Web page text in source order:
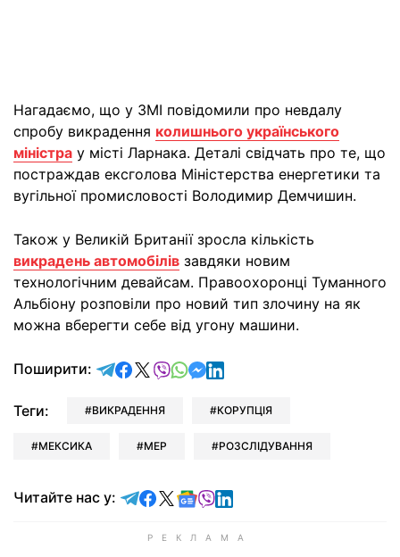
Нагадаємо, що у ЗМІ повідомили про невдалу
спробу викрадення колишнього українського
міністра у місті Ларнака. Деталі свідчать про те, що
постраждав ексголова Міністерства енергетики та
вугільної промисловості Володимир Демчишин.
Також у Великій Британії зросла кількість
викрадень автомобілів завдяки новим
технологічним девайсам. Правоохоронці Туманного
Альбіону розповіли про новий тип злочину на як
можна вберегти себе від угону машини.
Поширити: відправити у Telegram
поділитись у Facebook
поділитись у X
відправити у Viber
відправити у Whatsapp
відправити у Messenger
відправити у LinkedIn
Теги: ВИКРАДЕННЯ КОРУПЦІЯ
МЕКСИКА МЕР РОЗСЛІДУВАННЯ
Читайте нас у: Читайте у Telegram
Читайте у Facebook
Читайте у X
Читайте у Google news
Читайте у Viber
Читайте у LinkedIn